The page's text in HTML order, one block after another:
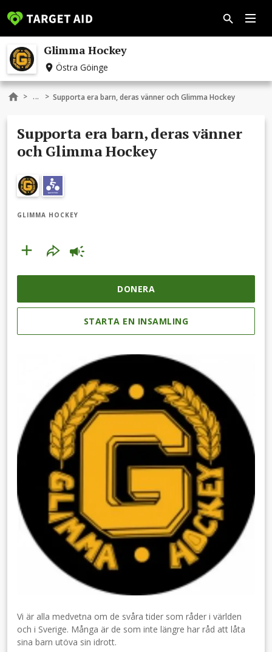
Glimma Hockey
Östra Göinge
> ... > Supporta era barn, deras vänner och Glimma Hockey
Supporta era barn, deras vänner
och Glimma Hockey
GLIMMA HOCKEY
DONERA
STARTA EN INSAMLING
Vi är alla medvetna om de svåra tider som råder i världen
och i Sverige. Många är de som inte längre har råd att låta
sina barn utöva sin idrott.